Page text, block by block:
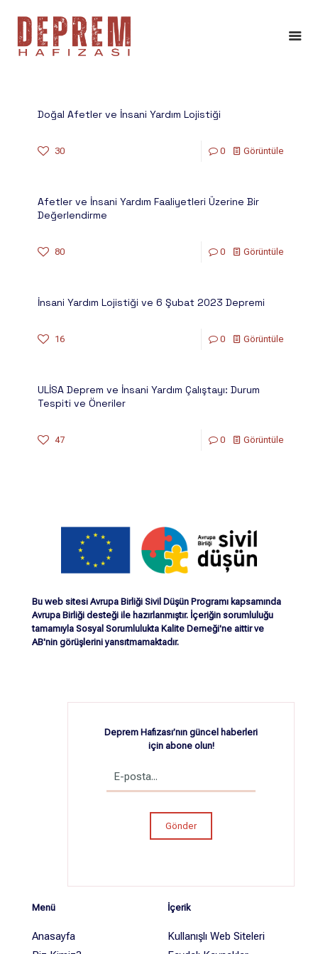
Doğal Afetler ve İnsani Yardım Lojistiği
30 0 Görüntüle
Afetler ve İnsani Yardım Faaliyetleri Üzerine Bir
Değerlendirme
80 0 Görüntüle
İnsani Yardım Lojistiği ve 6 Şubat 2023 Depremi
16 0 Görüntüle
ULİSA Deprem ve İnsani Yardım Çalıştayı: Durum
Tespiti ve Öneriler
47 0 Görüntüle
Bu web sitesi Avrupa Birliği Sivil Düşün Programı kapsamında
Avrupa Birliği desteği ile hazırlanmıştır. İçeriğin sorumluluğu
tamamıyla Sosyal Sorumlulukta Kalite Derneği'ne aittir ve
AB'nin görüşlerini yansıtmamaktadır.
Menü
Anasayfa
İçerik
Kullanışlı Web Siteleri
Deprem Hafızası’nın güncel haberleri
için abone olun!